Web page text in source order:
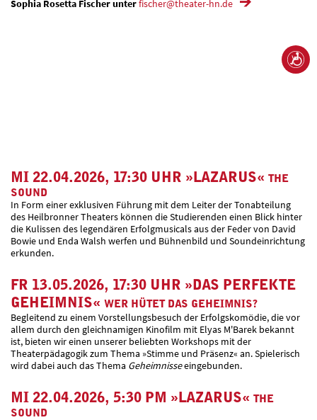
Sophia Rosetta Fischer unterfischer@theater-hn.de
MI 22.04.2026, 17:30 UHR »LAZARUS« THE
SOUND
In Form einer exklusiven Führung mit dem Leiter der Tonabteilung
des Heilbronner Theaters können die Studierenden einen Blick hinter
die Kulissen des legendären Erfolgmusicals aus der Feder von David
Bowie und Enda Walsh werfen und Bühnenbild und Soundeinrichtung
erkunden.
FR 13.05.2026, 17:30 UHR »DAS PERFEKTE
GEHEIMNIS« WER HÜTET DAS GEHEIMNIS?
Begleitend zu einem Vorstellungsbesuch der Erfolgskomödie, die vor
allem durch den gleichnamigen Kinofilm mit Elyas M'Barek bekannt
ist, bieten wir einen unserer beliebten Workshops mit der
Theaterpädagogik zum Thema »Stimme und Präsenz« an. Spielerisch
wird dabei auch das Thema Geheimnisseeingebunden.
MI 22.04.2026, 5:30 PM »LAZARUS« THE
SOUND